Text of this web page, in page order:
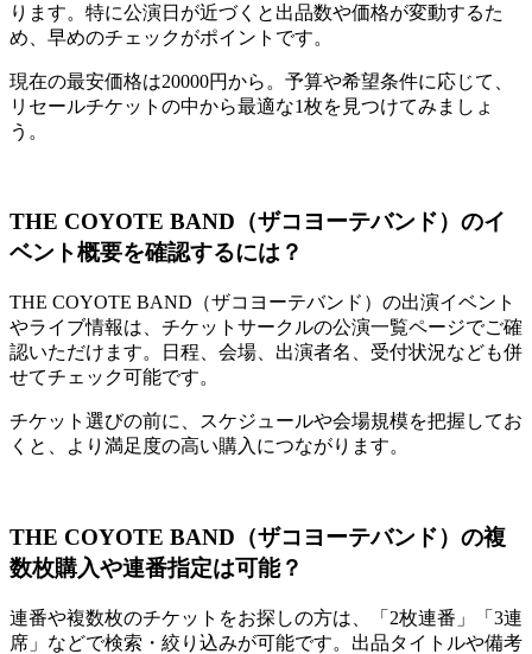
ります。特に公演日が近づくと出品数や価格が変動するた
め、早めのチェックがポイントです。
現在の最安価格は20000円から。予算や希望条件に応じて、
リセールチケットの中から最適な1枚を見つけてみましょ
う。
THE COYOTE BAND（ザコヨーテバンド）のイ
ベント概要を確認するには？
THE COYOTE BAND（ザコヨーテバンド）の出演イベント
やライブ情報は、チケットサークルの公演一覧ページでご確
認いただけます。日程、会場、出演者名、受付状況なども併
せてチェック可能です。
チケット選びの前に、スケジュールや会場規模を把握してお
くと、より満足度の高い購入につながります。
THE COYOTE BAND（ザコヨーテバンド）の複
数枚購入や連番指定は可能？
連番や複数枚のチケットをお探しの方は、「2枚連番」「3連
席」などで検索・絞り込みが可能です。出品タイトルや備考